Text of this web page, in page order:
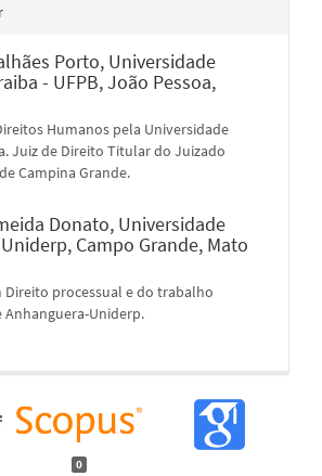
Porto, Universidade
- UFPB, João Pessoa,
Humanos pela Universidade
Juiz de Direito Titular do Juizado
Campina Grande.
Donato, Universidade
Campo Grande, Mato
Direito processual e do trabalho
Anhanguera-Uniderp.
0